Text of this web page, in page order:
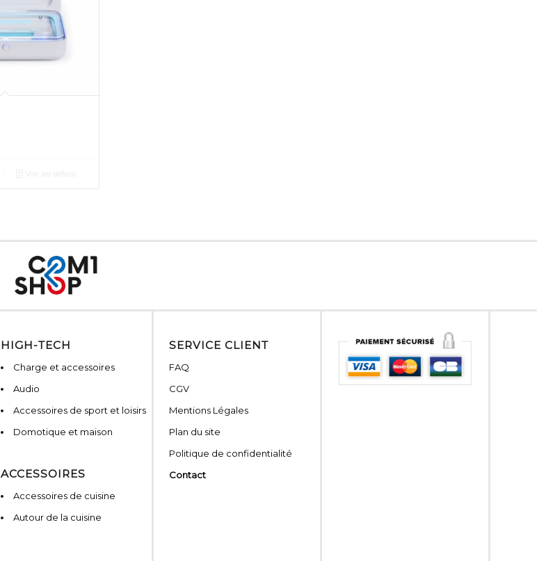
HIGH-TECH
Charge et accessoires
Audio
Accessoires de sport et loisirs
Domotique et maison
ACCESSOIRES
Accessoires de cuisine
Autour de la cuisine
SERVICE CLIENT
FAQ
CGV
Mentions Légales
Plan du site
Politique de confidentialité
Contact